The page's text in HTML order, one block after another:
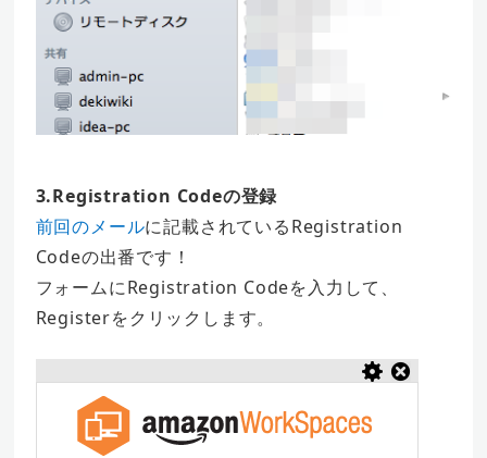
3.Registration Codeの登録
前回のメールに記載されているRegistration
Codeの出番です！
フォームにRegistration Codeを入力して、
Registerをクリックします。